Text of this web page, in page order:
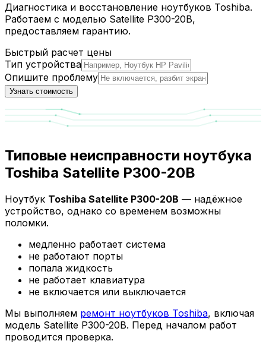
Диагностика и восстановление ноутбуков Toshiba.
Работаем с моделью Satellite P300-20B,
предоставляем гарантию.
Быстрый расчет цены
Тип устройства
Опишите проблему
Узнать стоимость
Типовые неисправности ноутбука
Toshiba Satellite P300-20B
Ноутбук Toshiba Satellite P300-20B — надёжное
устройство, однако со временем возможны
поломки.
медленно работает система
не работают порты
попала жидкость
не работает клавиатура
не включается или выключается
Мы выполняем ремонт ноутбуков Toshiba, включая
модель Satellite P300-20B. Перед началом работ
проводится проверка.